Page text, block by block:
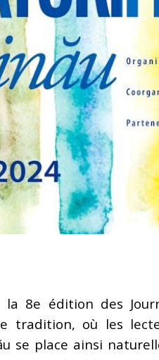
aux Éditions
être quand la liberté l’exige
Prix Renaudot 2025 : Revisiter
de prêter sa voix aux
8e édition des
tradition, où les
se place ainsi